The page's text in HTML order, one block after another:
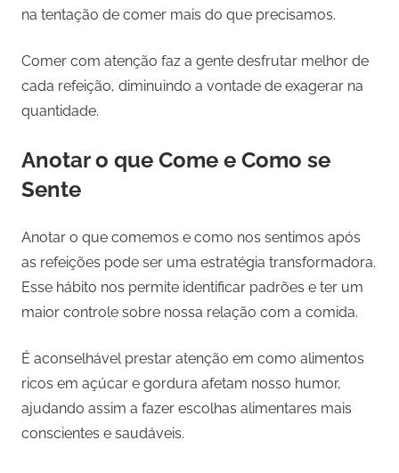
na tentação de comer mais do que precisamos.
Comer com atenção faz a gente desfrutar melhor de
cada refeição, diminuindo a vontade de exagerar na
quantidade.
Anotar o que Come e Como se
Sente
Anotar o que comemos e como nos sentimos após
as refeições pode ser uma estratégia transformadora.
Esse hábito nos permite identificar padrões e ter um
maior controle sobre nossa relação com a comida.
É aconselhável prestar atenção em como alimentos
ricos em açúcar e gordura afetam nosso humor,
ajudando assim a fazer escolhas alimentares mais
conscientes e saudáveis.